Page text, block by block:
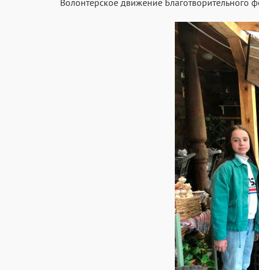
Волонтерское движение Благотворительного